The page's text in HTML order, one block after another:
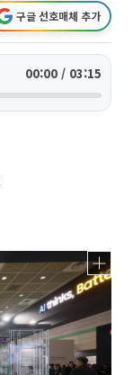
구글 선호매체 추가
00:00 / 03:15